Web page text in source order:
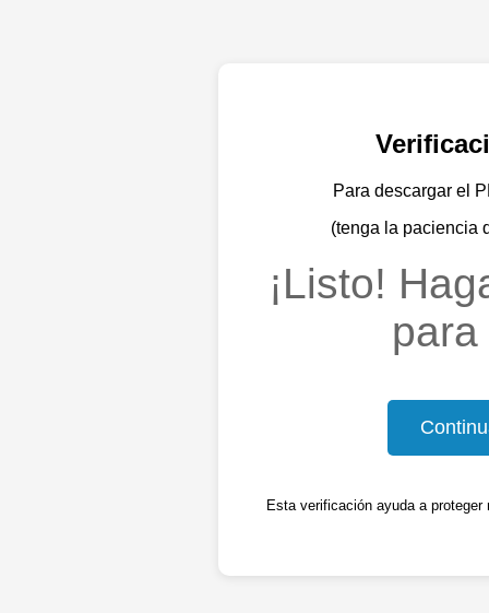
Para descargar el
(tenga la paciencia
¡Listo!
Esta verificación ayuda a